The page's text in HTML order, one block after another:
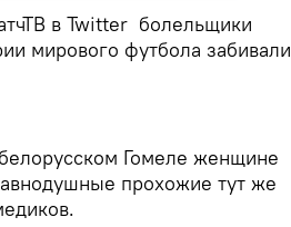
в Twitter болельщики
мирового футбола забивали
Гомеле женщине
прохожие тут же